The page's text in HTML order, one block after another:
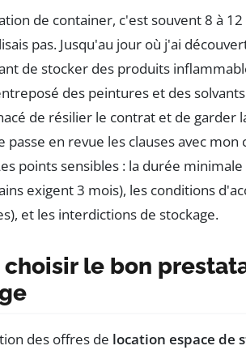
de container, c'est souvent 8 à 12
pas. Jusqu'au jour où j'ai
de stocker des produits
des peintures et des
de résilier le contrat et de garder
passe en revue les clauses avec mon
points sensibles : la durée
exigent 3 mois), les conditions
et les interdictions de stockage.
le bon
des offres de location espace de